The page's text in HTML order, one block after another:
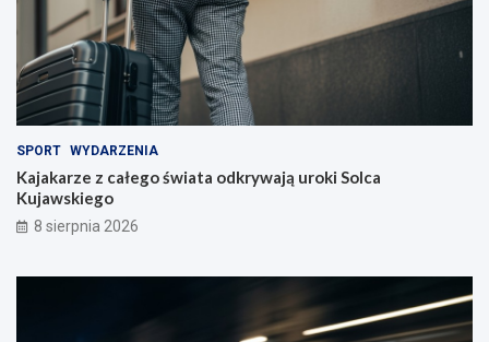
SPORT WYDARZENIA
Kajakarze z całego świata odkrywają uroki Solca
Kujawskiego
8 sierpnia 2026